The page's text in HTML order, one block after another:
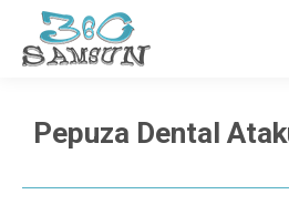
Pepuza Dental